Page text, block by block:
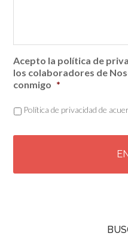
Acepto la política de
los colaboradores de
conmigo *
Política de privacidad de